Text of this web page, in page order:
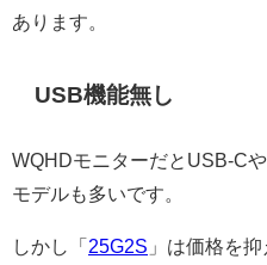
あります。
USB機能無し
WQHDモニターだとUSB-C
モデルも多いです。
しかし「 25G2S 」は価格を